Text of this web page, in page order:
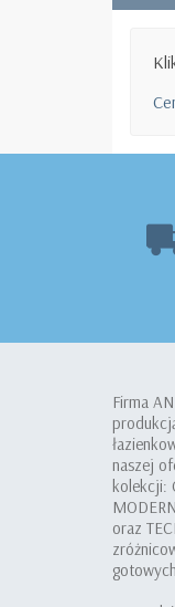
Firma
naszej
kolekcji:
oraz